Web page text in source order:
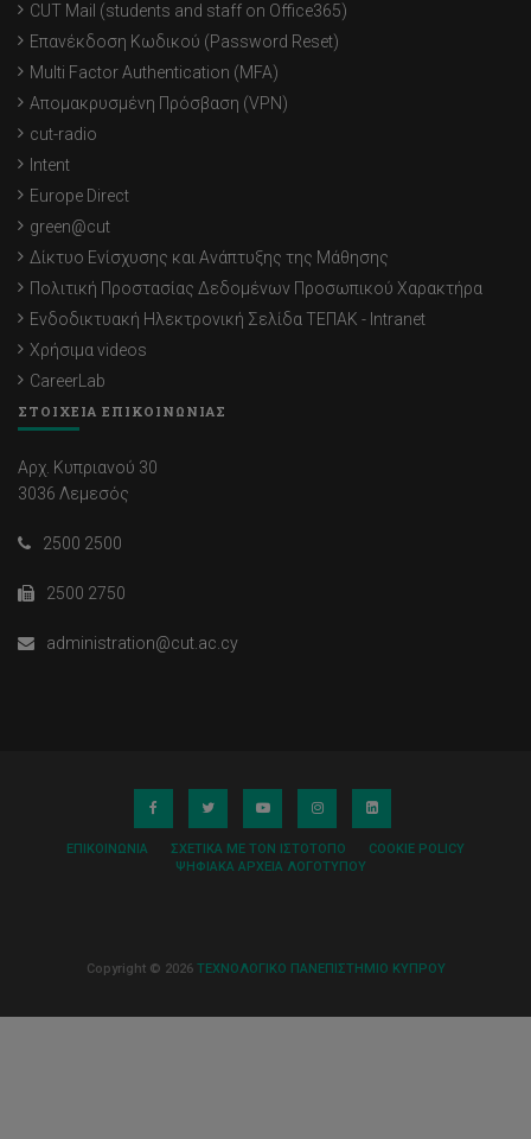
CUT Mail (students and staff on Office365)
Επανέκδοση Κωδικού (Password Reset)
Multi Factor Authentication (MFA)
Απομακρυσμένη Πρόσβαση (VPN)
cut-radio
Intent
Europe Direct
green@cut
Δίκτυο Ενίσχυσης και Ανάπτυξης της Μάθησης
Πολιτική Προστασίας Δεδομένων Προσωπικού Χαρακτήρα
Ενδοδικτυακή Ηλεκτρονική Σελίδα ΤΕΠΑΚ - Intranet
Χρήσιμα videos
CareerLab
ΣΤΟΙΧΕΙΑ ΕΠΙΚΟΙΝΩΝΙΑΣ
Αρχ. Κυπριανού 30
3036 Λεμεσός
2500 2500
2500 2750
administration@cut.ac.cy
ΕΠΙΚΟΙΝΩΝΊΑ ΣΧΕΤΙΚΆ ΜΕ ΤΟΝ ΙΣΤΌΤΟΠΟ
COOKIE POLICY
ΨΗΦΙΑΚΆ ΑΡΧΕΊΑ ΛΟΓΌΤΥΠΟΥ
Copyright © 2026 ΤΕΧΝΟΛΟΓΙΚΟ ΠΑΝΕΠΙΣΤΗΜΙΟ ΚΥΠΡΟΥ